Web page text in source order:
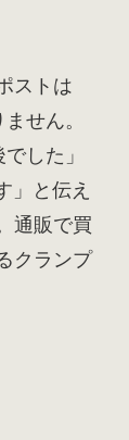
ストは
せん。
した」
」と伝え
通販で買
クランプ